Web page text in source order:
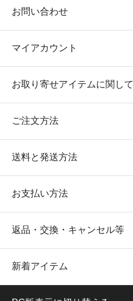
お問い合わせ
マイアカウント
お取り寄せアイテムに関して
ご注文方法
送料と発送方法
お支払い方法
返品・交換・キャンセル等
新着アイテム